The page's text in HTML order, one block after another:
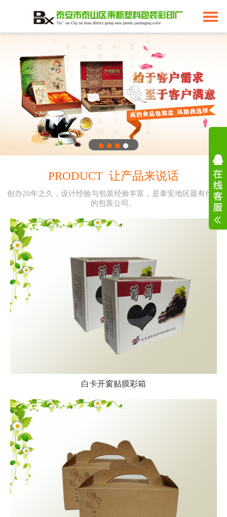
PRODUCT 让产品来说话
创办20年之久，设计经验与包装经验丰富，是泰安地区最有代表
的包装公司。
白卡开窗贴膜彩箱